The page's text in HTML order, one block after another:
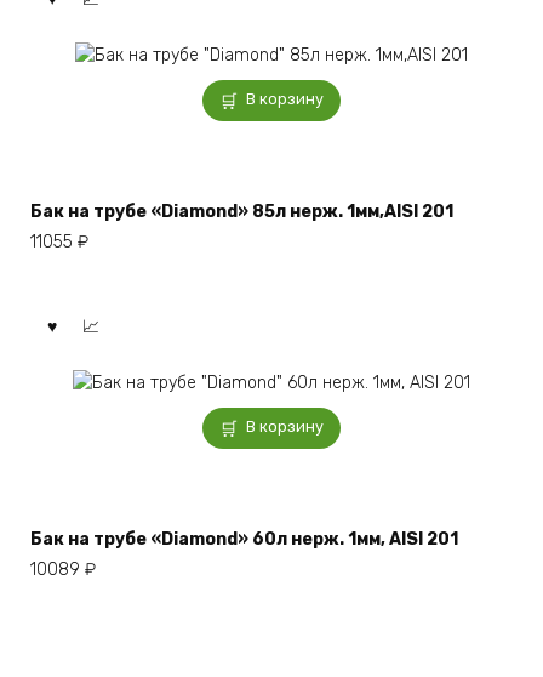
В корзину
Бак на трубе «Diamond» 85л нерж. 1мм,AISI 201
11055 ₽
В корзину
Бак на трубе «Diamond» 60л нерж. 1мм, AISI 201
10089 ₽